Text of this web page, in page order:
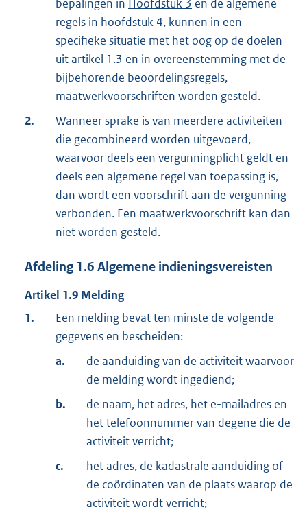
bepalingen in Hoofdstuk 3 en de algemene
regels in hoofdstuk 4, kunnen in een
specifieke situatie met het oog op de doelen
uitartikel 1.3 en in overeenstemming met de
bijbehorende beoordelingsregels,
maatwerkvoorschriften worden gesteld.
2.
Wanneer sprake is van meerdere activiteiten
die gecombineerd worden uitgevoerd,
waarvoor deels een vergunningplicht geldt en
deels een algemene regel van toepassing is,
dan wordt een voorschrift aan de vergunning
verbonden. Een maatwerkvoorschrift kan dan
niet worden gesteld.
Afdeling 1.6 Algemene indieningsvereisten
Artikel 1.9 Melding
1.
Een melding bevat ten minste de volgende
gegevens en bescheiden:
a.
de aanduiding van de activiteit waarvoor
de melding wordt ingediend;
b.
de naam, het adres, het e-mailadres en
het telefoonnummer van degene die de
activiteit verricht;
c.
het adres, de kadastrale aanduiding of
de coördinaten van de plaats waarop de
activiteit wordt verricht;